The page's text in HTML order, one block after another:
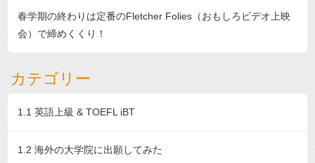
春学期の終わりは定番のFletcher Folies（おもしろビデオ上映
会）で締めくくり！
カテゴリー
1.1 英語上級 & TOEFL iBT
1.2 海外の大学院に出願してみた